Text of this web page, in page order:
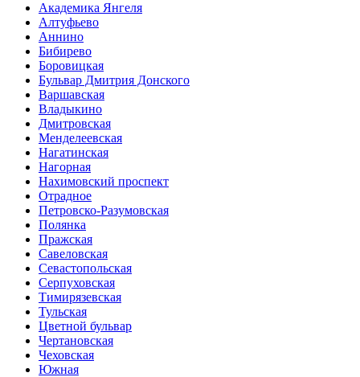
Академика Янгеля
Алтуфьево
Аннино
Бибирево
Боровицкая
Бульвар Дмитрия Донского
Варшавская
Владыкино
Дмитровская
Менделеевская
Нагатинская
Нагорная
Нахимовский проспект
Отрадное
Петровско-Разумовская
Полянка
Пражская
Савеловская
Севасто­польская
Серпуховская
Тимирязевская
Тульская
Цветной бульвар
Чертановская
Чеховская
Южная